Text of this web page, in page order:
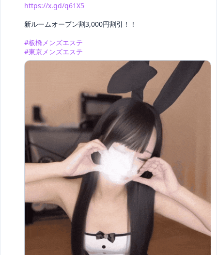
https://x.gd/q61X5
新ルームオープン割3,000円割引！！
#板橋メンズエステ
#東京メンズエステ